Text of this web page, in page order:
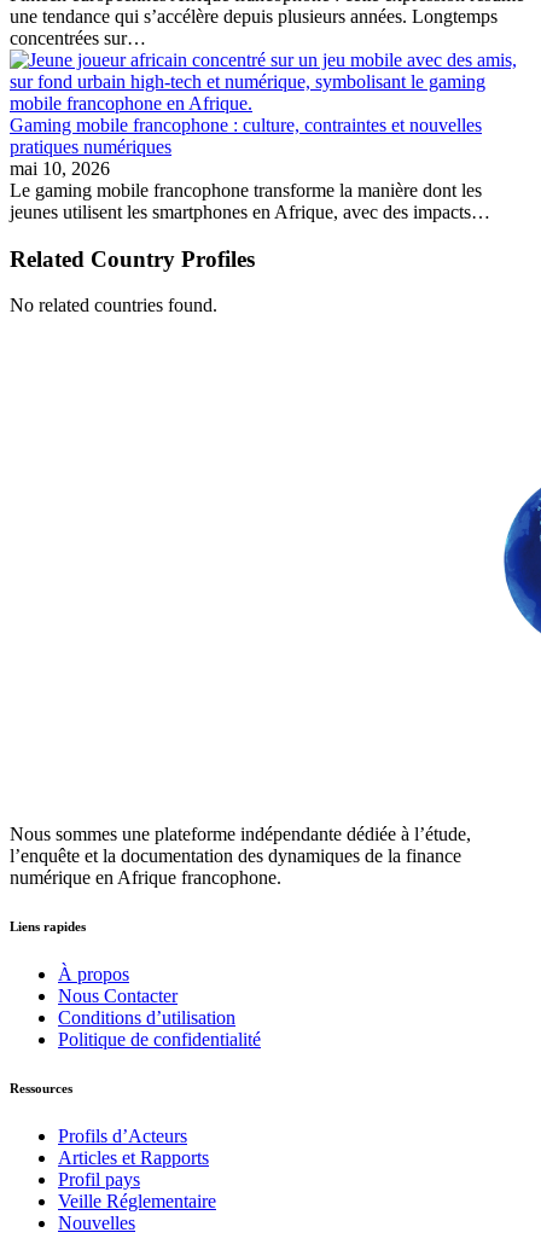
une tendance qui s’accélère depuis plusieurs années. Longtemps
concentrées sur…
Gaming mobile francophone : culture, contraintes et nouvelles
pratiques numériques
mai 10, 2026
Le gaming mobile francophone transforme la manière dont les
jeunes utilisent les smartphones en Afrique, avec des impacts…
Related Country Profiles
No related countries found.
Nous sommes une plateforme indépendante dédiée à l’étude,
l’enquête et la documentation des dynamiques de la finance
numérique en Afrique francophone.
Liens rapides
À propos
Nous Contacter
Conditions d’utilisation
Politique de confidentialité
Ressources
Profils d’Acteurs
Articles et Rapports
Profil pays
Veille Réglementaire
Nouvelles